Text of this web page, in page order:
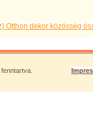
Otthon dekor közösség